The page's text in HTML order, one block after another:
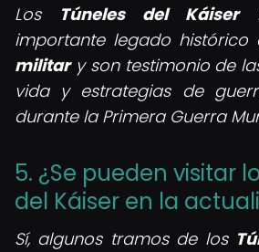
Los Túneles del Káiser
importante legado histórico
military son testimonio de
vida y estrategias de
durante la Primera Guerra
5. ¿Se pueden visitar
del Káiser en la
Sí, algunos tramos de los